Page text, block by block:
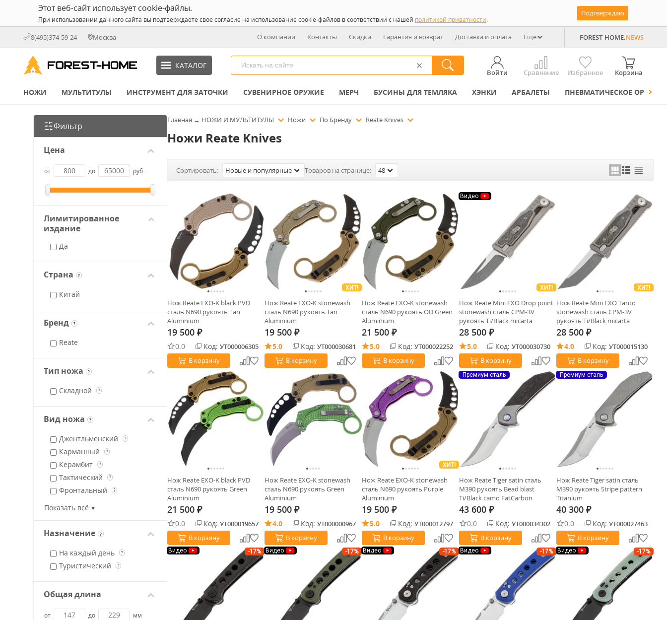
Этот веб-сайт использует cookie-файлы.
При использовании данного сайта вы подтверждаете свое согласие на использование cookie-файлов в соответствии с нашей политикой приватности.
Подтверждаю
8(495)374-59-24 Москва О компании Контакты Скидки Гарантия и возврат Доставка и оплата Еще FOREST-HOME.NEWS
КАТАЛОГ
Войти Сравнение Избранное Корзина
НОЖИ МУЛЬТИТУЛЫ ИНСТРУМЕНТ ДЛЯ ЗАТОЧКИ СУВЕНИРНОЕ ОРУЖИЕ МЕРЧ БУСИНЫ ДЛЯ ТЕМЛЯКА ХЭНКИ АРБАЛЕТЫ ПНЕВМАТИЧЕСКОЕ ОРУЖИЕ
Фильтр
Цена
от до руб.
Лимитированное
издание
Да
Страна ?
Китай
Бренд ?
Reate
Тип ножа ?
Складной ?
Вид ножа ?
Джентльменский ?
Карманный ?
Керамбит ?
Тактический ?
Фронтальный ?
Со сменным лезвием
Показать всё
Назначение ?
На каждый день ?
Туристический ?
Общая длина
от до мм
Главная → НОЖИ И МУЛЬТИТУЛЫ Ножи По Бренду Reate Knives
Ножи Reate Knives
Сортировать: Новые и популярные Товаров на странице: 48
Нож Reate EXO-K black PVD
сталь N690 рукоять Tan
Aluminium
19 500 ₽
0.0 Код: УТ000006305
В корзину
ХИТ!
Нож Reate EXO-K stonewash
сталь N690 рукоять Tan
Aluminium
19 500 ₽
5.0 Код: УТ000030681
В корзину
Нож Reate EXO-K stonewash
сталь N690 рукоять OD Green
Aluminium
21 500 ₽
5.0 Код: УТ000022252
В корзину
Видео
ХИТ!
Нож Reate Mini EXO Drop point
stonewash сталь CPM-3V
рукоять Ti/Black micarta
28 500 ₽
5.0 Код: УТ000030730
В корзину
ХИТ!
Нож Reate Mini EXO Tanto
stonewash сталь CPM-3V
рукоять Ti/Black micarta
28 500 ₽
4.0 Код: УТ000015130
В корзину
Нож Reate EXO-K black PVD
сталь N690 рукоять Green
Aluminium
21 500 ₽
0.0 Код: УТ000019657
В корзину
Нож Reate EXO-K stonewash
сталь N690 рукоять Green
Aluminium
19 500 ₽
4.0 Код: УТ000000967
В корзину
ХИТ!
Нож Reate EXO-K stonewash
сталь N690 рукоять Purple
Aluminium
19 500 ₽
5.0 Код: УТ000012797
В корзину
Премиум сталь
Нож Reate Tiger satin сталь
M390 рукоять Bead blast
Ti/Black camo FatCarbon
43 600 ₽
0.0 Код: УТ000034302
В корзину
Премиум сталь
Нож Reate Tiger satin сталь
M390 рукоять Stripe pattern
Titanium
40 300 ₽
0.0 Код: УТ000027463
В корзину
-17%
Видео -17%
Видео -17%
Видео -17%
Видео -17%
Видео